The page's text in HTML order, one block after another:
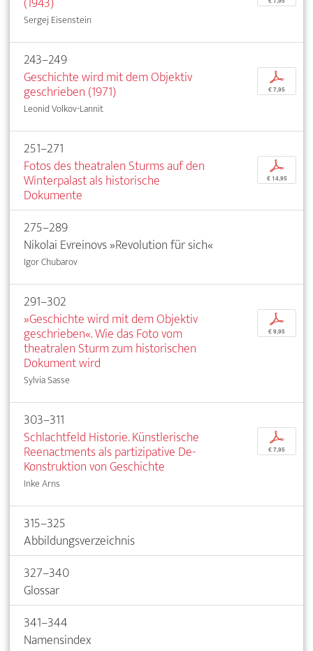
Sergej Eisenstein
243–249
Geschichte wird mit dem Objektiv
geschrieben (1971)
Leonid Volkov-Lannit
p
€ 7,95
251–271
Fotos des theatralen Sturms auf den
Winterpalast als historische
Dokumente
p
€ 14,95
275–289
Nikolai Evreinovs »Revolution für sich«
Igor Chubarov
291–302
»Geschichte wird mit dem Objektiv
geschrieben«. Wie das Foto vom
theatralen Sturm zum historischen
Dokument wird
Sylvia Sasse
p
€ 9,95
303–311
Schlachtfeld Historie. Künstlerische
Reenactments als partizipative De-
Konstruktion von Geschichte
Inke Arns
p
€ 7,95
315–325
Abbildungsverzeichnis
327–340
Glossar
341–344
Namensindex